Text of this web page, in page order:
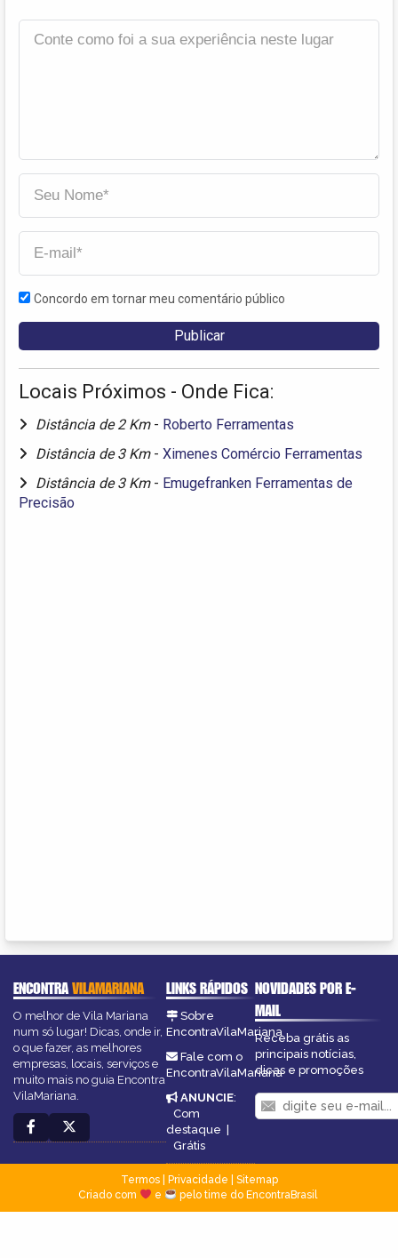
Concordo em tornar meu comentário público
Locais Próximos - Onde Fica:
Distância de 2 Km - Roberto Ferramentas
Distância de 3 Km - Ximenes Comércio Ferramentas
Distância de 3 Km - Emugefranken Ferramentas de
Precisão
ENCONTRAVILAMARIANA
O melhor de Vila Mariana
num só lugar! Dicas, onde ir,
o que fazer, as melhores
empresas, locais, serviços e
muito mais no guia Encontra
VilaMariana.
LINKS RÁPIDOS
Sobre
EncontraVilaMariana
Fale com o
EncontraVilaMariana
ANUNCIE:
Com
destaque |
Grátis
NOVIDADES POR E-
MAIL
Receba grátis as
principais notícias,
dicas e promoções
Termos| Privacidade
Sitemap
Criado com
e pelo time do EncontraBrasil